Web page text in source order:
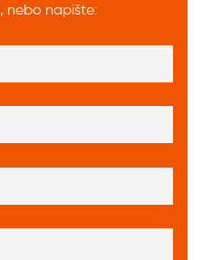
, nebo napište: